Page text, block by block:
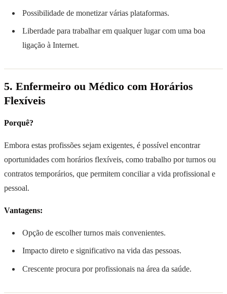
Possibilidade de monetizar várias plataformas.
Liberdade para trabalhar em qualquer lugar com uma boa
ligação à Internet.
5. Enfermeiro ou Médico com Horários
Flexíveis
Porquê?
Embora estas profissões sejam exigentes, é possível encontrar
oportunidades com horários flexíveis, como trabalho por turnos ou
contratos temporários, que permitem conciliar a vida profissional e
pessoal.
Vantagens:
Opção de escolher turnos mais convenientes.
Impacto direto e significativo na vida das pessoas.
Crescente procura por profissionais na área da saúde.